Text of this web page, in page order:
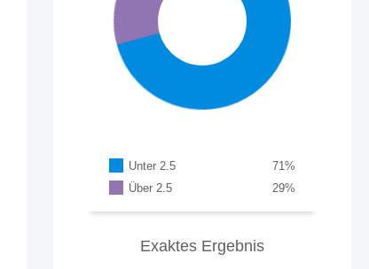
Unter 2.5 %
71
Über 2.5
%
29
Exaktes Ergebnis